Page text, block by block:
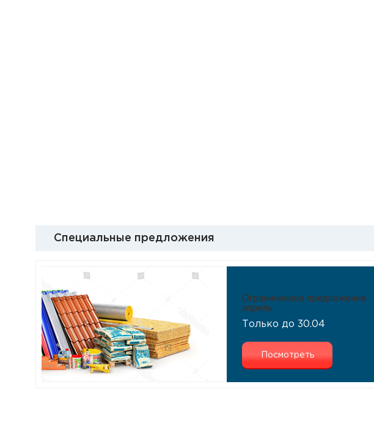
Специальные предложения
Ограниченное предложение
апрель
Только до 30.04
Посмотреть